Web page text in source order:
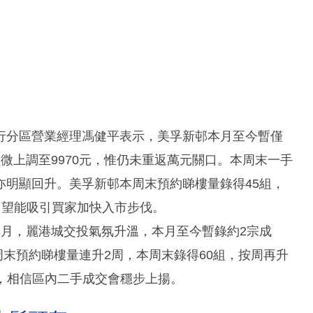
區營業經理馮健平表示，美孚新邨本月至今暫僅
上調至9970元，惟仍未重返萬元關口。本周末一手
顯回升。美孚新邨本周末預約睇樓量錄得45組，
能吸引買家加快入市步伐。
，麗港城交投氣氛升溫，本月至今暫錄約2宗成
預約睇樓量連升2周，本周末錄得60組，按周再升
信區內二手成交會穩步上揚。